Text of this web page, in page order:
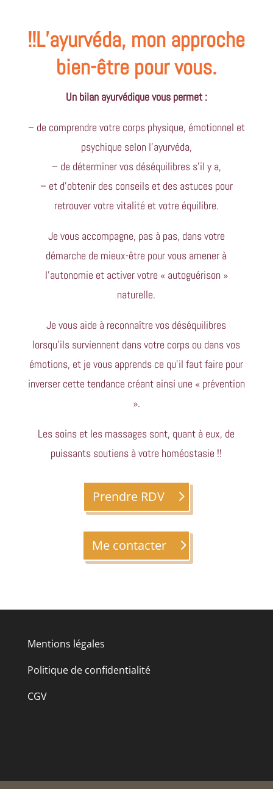
!!L’ayurvéda, mon approche
bien-être pour vous.
Un bilan ayurvédique vous permet :
– de comprendre votre corps physique, émotionnel et
psychique selon l’ayurvéda,
– de déterminer vos déséquilibres s’il y a,
– et d’obtenir des conseils et des astuces pour
retrouver votre vitalité et votre équilibre.
Je vous accompagne, pas à pas, dans votre
démarche de mieux-être pour vous amener à
l’autonomie et activer votre « autoguérison »
naturelle.
Je vous aide à reconnaître vos déséquilibres
lorsqu’ils surviennent dans votre corps ou dans vos
émotions, et je vous apprends ce qu’il faut faire pour
inverser cette tendance créant ainsi une « prévention
».
Les soins et les massages sont, quant à eux, de
puissants soutiens à votre homéostasie !!
Prendre RDV
Me contacter
Mentions légales
Politique de confidentialité
CGV